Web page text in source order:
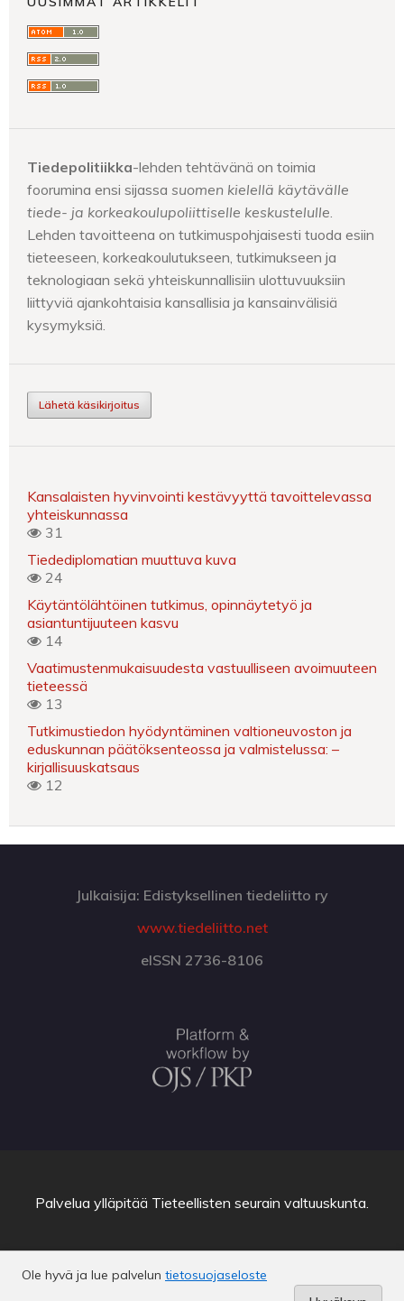
Tiedepolitiikka-lehden tehtävänä on toimia
foorumina ensi sijassa suomen kielellä käytävälle
tiede- ja korkeakoulupoliittiselle keskustelulle
Lehden tavoitteena on tutkimuspohjaisesti tuoda esiin
tieteeseen, korkeakoulutukseen, tutkimukseen ja
teknologiaan sekä yhteiskunnallisiin ulottuvuuksiin
liittyviä ajankohtaisia kansallisia ja kansainvälisiä
kysymyksiä.
Lähetä käsikirjoitus
Kansalaisten hyvinvointi kestävyyttä tavoittelevassa
yhteiskunnassa
31
Tiedediplomatian muuttuva kuva
24
Käytäntölähtöinen tutkimus, opinnäytetyö ja
asiantuntijuuteen kasvu
14
Vaatimustenmukaisuudesta vastuulliseen avoimuuteen
tieteessä
13
Tutkimustiedon hyödyntäminen valtioneuvoston ja
eduskunnan päätöksenteossa ja valmistelussa: –
kirjallisuuskatsaus
12
Julkaisija: Edistyksellinen tiedeliitto ry
www.tiedeliitto.net
eISSN 2736-8106
Ole hyvä ja lue palvelun tietosuojaseloste
Palvelua ylläpitää Tieteellisten seurain valtuuskunta.